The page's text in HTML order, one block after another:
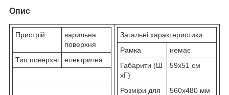
Опис
Пристрій
варильна
поверхня
Тип поверхні
електрична
Загальні характеристики
Рамка
немає
Габарити (Ш
хГ)
59x51 см
Розміри для
560x480 мм